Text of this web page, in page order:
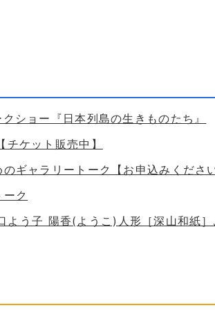
ョー『日本列島の生きものたち』
ケット販売中】
ャラリートーク【お申込みください
ク
子 陽香(ようこ)人形［深山和紙］